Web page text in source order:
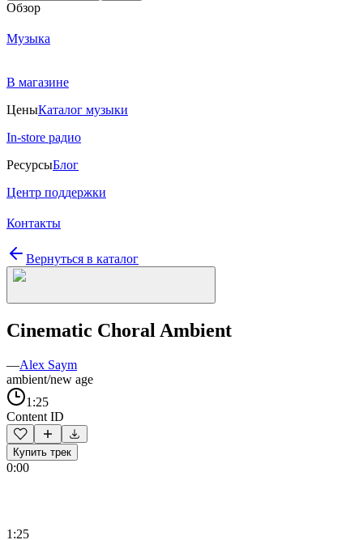
Обзор
Музыка
В магазине
ЦеныКаталог музыки
In-store радио
РесурсыБлог
Центр поддержки
Контакты
Вернуться в каталог
Cinematic Choral Ambient
—Alex Saym
ambient/new age
1:25
Content ID
Купить трек
0:00
1:25